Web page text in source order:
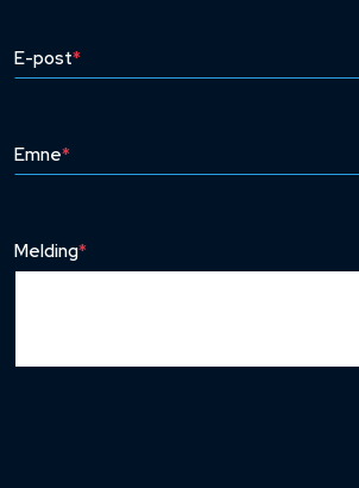
E-post*
Emne*
Melding*